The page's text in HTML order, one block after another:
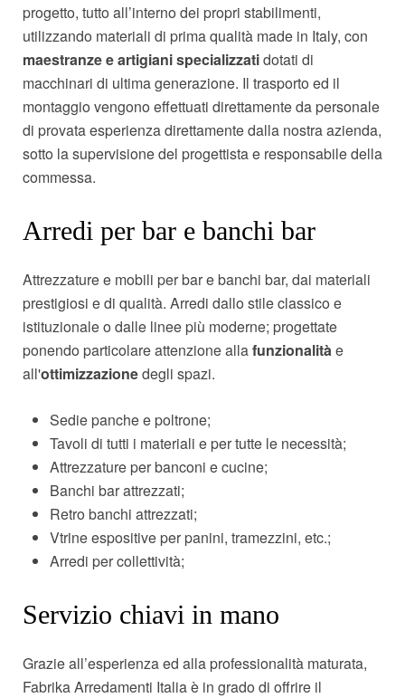
progetto, tutto all’interno dei propri stabilimenti,
utilizzando materiali di prima qualità made in Italy, con
maestranze e artigiani specializzatidotati di
macchinari di ultima generazione. Il trasporto ed il
montaggio vengono effettuati direttamente da personale
di provata esperienza direttamente dalla nostra azienda,
sotto la supervisione del progettista e responsabile della
commessa.
Arredi per bar e banchi bar
Attrezzature e mobili per bar e banchi bar, dai materiali
prestigiosi e di qualità. Arredi dallo stile classico e
istituzionale o dalle linee più moderne; progettate
ponendo particolare attenzione allafunzionalitàe
all'ottimizzazionedegli spazi.
Sedie panche e poltrone;
Tavoli di tutti i materiali e per tutte le necessità;
Attrezzature per banconi e cucine;
Banchi bar attrezzati;
Retro banchi attrezzati;
Vtrine espositive per panini, tramezzini, etc.;
Arredi per collettività;
Servizio chiavi in mano
Grazie all’esperienza ed alla professionalità maturata,
Fabrika Arredamenti Italia è in grado di offrire il